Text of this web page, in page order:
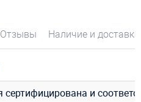
Отзывы Наличие и доставка
сертифицирована и